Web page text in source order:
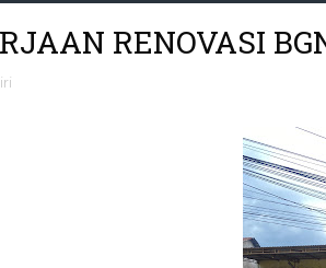
RENOVASI